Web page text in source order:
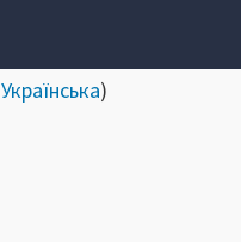
Українська)